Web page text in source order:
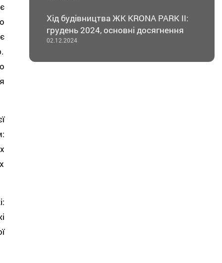
Хід будівництва ЖК KRONA PARK II:
грудень 2024, основні досягнення
02.12.2024